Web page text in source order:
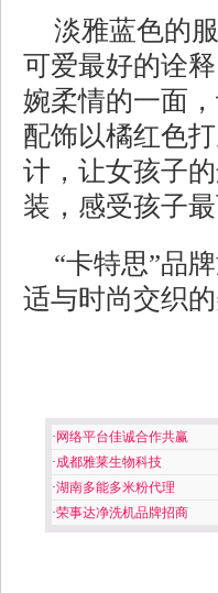
淡雅蓝色的
可爱最好的诠
婉柔情的一面
配饰以橘红色
计，让女孩子
装，感受孩子
“卡特思”品
适与时尚交织的
· 网络平台佳诚合作共赢
·成都雅莱生物科技
·湖南多能多米粉代理
·荣事达净洗机品牌招商